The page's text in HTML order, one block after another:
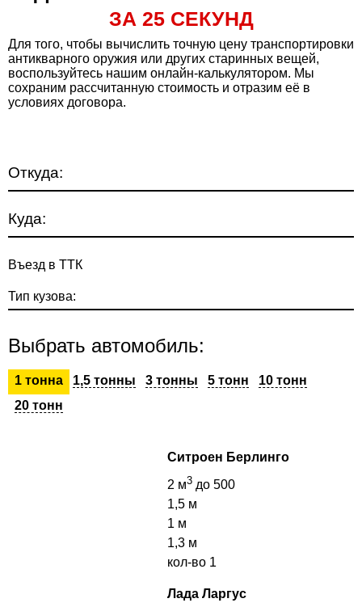
ЗА 25 СЕКУНД
Для того, чтобы вычислить точную цену транспортировки
антикварного оружия или других старинных вещей,
воспользуйтесь нашим онлайн-калькулятором. Мы
сохраним рассчитанную стоимость и отразим её в
условиях договора.
Откуда:
Куда:
Въезд в ТТК
Тип кузова:
Выбрать автомобиль:
1 тонна 1,5 тонны 3 тонны 5 тонн
10 тонн
20 тонн
Ситроен Берлинго
2 м3до 500
1,5 м
1 м
1,3 м
кол-во 1
Лада Ларгус